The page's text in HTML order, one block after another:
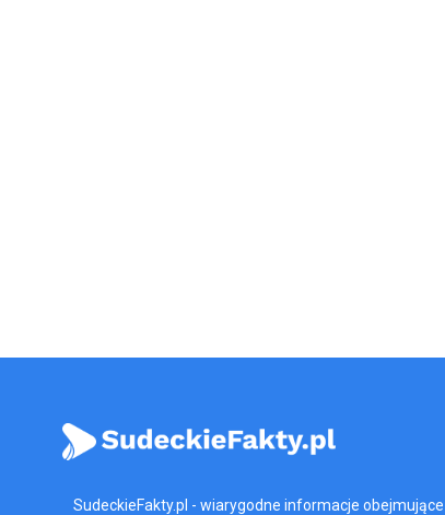
SudeckieFakty.pl - wiarygodne informacje obejmujące